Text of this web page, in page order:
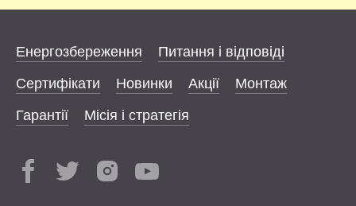
Енергозбереження
Питання і відповіді
Сертифікати
Новинки Акції
Монтаж
Гарантії
Місія і стратегія